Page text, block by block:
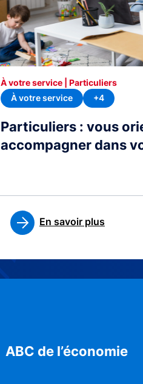
Particuliers : vous
accompagner dans
À votre service | Particuliers
À votre service
+4
En savoir plus
ABC de l’économie